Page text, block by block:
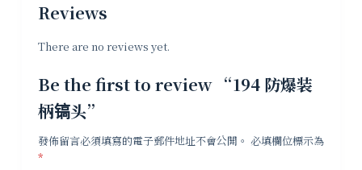
Reviews
There are no reviews yet.
Be the first to review “194 防爆装
柄镐头”
發佈留言必須填寫的電子郵件地址不會公開。 必填欄位標示為
*